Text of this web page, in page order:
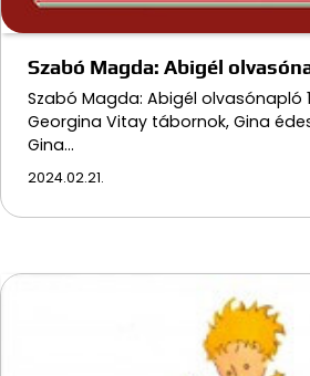
Szabó Magda: Abigél
Szabó Magda: Abigél olvasónapló
Georgina Vitay tábornok, Gina
Gina…
2024.02.21.